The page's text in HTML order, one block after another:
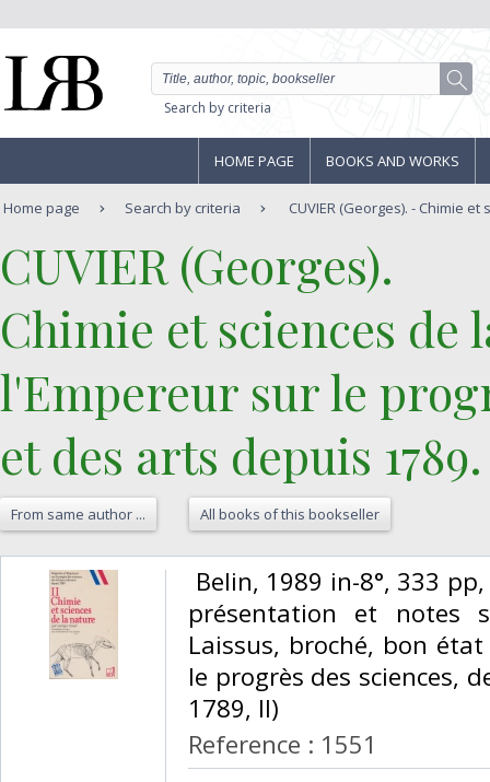
Search by criteria
HOME PAGE BOOKS AND WORKS
Home page Search by criteria CUVIER (Georges). - Chimie
‎CUVIER (Georges).‎
‎Chimie et sciences de
l'Empereur sur le
et des arts depuis 1789.‎
From same author ... All books of this bookseller
Belin, 1989 in-8°, 333
présentation et notes
Laissus, broché, bon
le progrès des sciences,
1789, II)‎
Reference : 1551